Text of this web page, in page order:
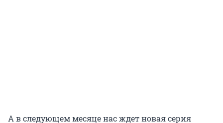
А в следующем месяце нас ждет новая серия